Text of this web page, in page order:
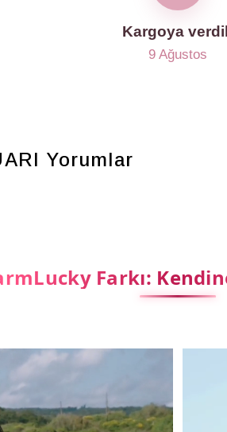
Kargoya
9 Ağustos
Yorumlar
Farkı: